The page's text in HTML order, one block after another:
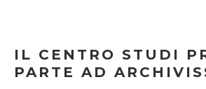
IL CENTRO STUDI
PARTE AD